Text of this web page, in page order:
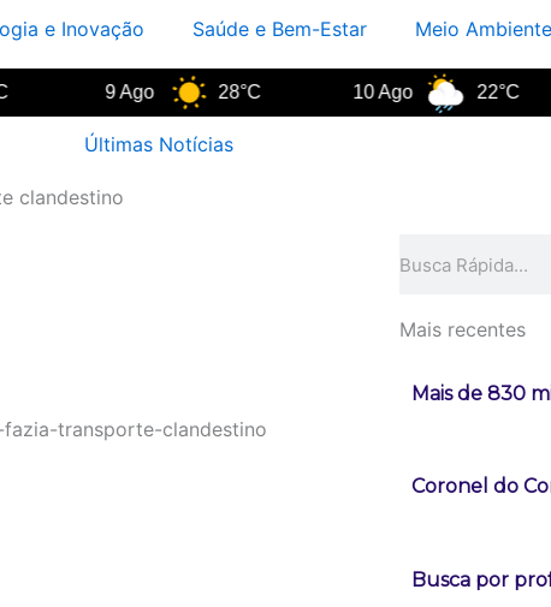
e Inovação Saúde e Bem-Estar Meio
9 Ago 28°C 10 Ago 22°C
Últimas Notícias
clandestino
Mais recentes
Mais de 830
Coronel do
Busca por